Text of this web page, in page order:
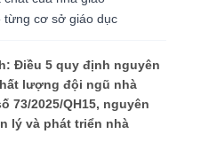
từng cơ sở giáo dục
Điều 5 quy định nguyên
lượng đội ngũ nhà
73/2025/QH15, nguyên
lý và phát triển nhà